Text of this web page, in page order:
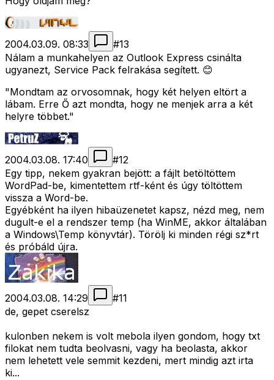
2004.03.09. 08:33 #13
Nálam a munkahelyen az Outlook Express csinálta
ugyanezt, Service Pack felrakása segített. 😊
"Mondtam az orvosomnak, hogy két helyen eltört a
lábam. Erre Ő azt mondta, hogy ne menjek arra a két
helyre többet."
2004.03.08. 17:40 #12
Egy tipp, nekem gyakran bejött: a fájlt betöltöttem
WordPad-be, kimentettem rtf-ként és úgy töltöttem
vissza a Word-be.
Egyébként ha ilyen hibaüzenetet kapsz, nézd meg, nem
dugult-e el a rendszer temp (ha WinME, akkor általában
a Windows\Temp könyvtár). Törölj ki minden régi sz*rt
és próbáld újra.
2004.03.08. 14:29 #11
de, gepet cserelsz
kulonben nekem is volt mebola ilyen gondom, hogy txt
filokat nem tudta beolvasni, vagy ha beolasta, akkor
nem lehetett vele semmit kezdeni, mert mindig azt irta
ki...